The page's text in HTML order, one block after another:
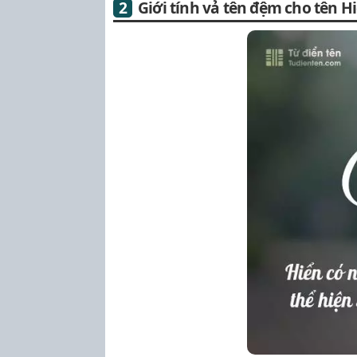
Giới tính vả tên đệm cho tên